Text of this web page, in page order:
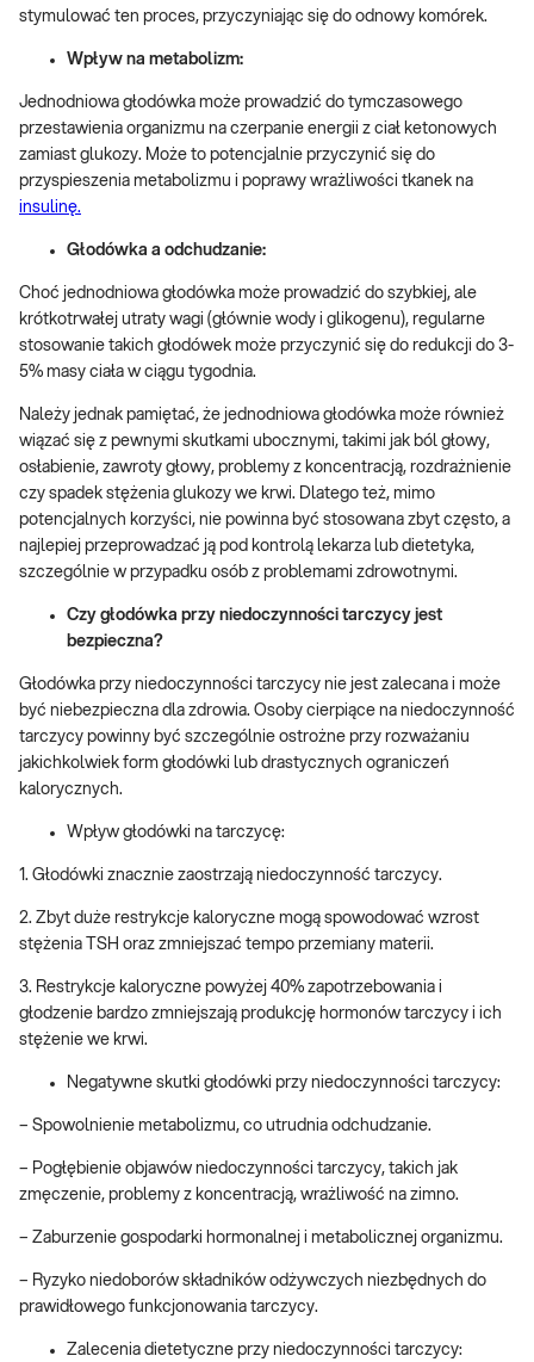
stymulować ten proces, przyczyniając się do odnowy komórek.
Wpływ na metabolizm:
Jednodniowa głodówka może prowadzić do tymczasowego
przestawienia organizmu na czerpanie energii z ciał ketonowych
zamiast glukozy. Może to potencjalnie przyczynić się do
przyspieszenia metabolizmu i poprawy wrażliwości tkanek na
insulinę.
Głodówka a odchudzanie:
Choć jednodniowa głodówka może prowadzić do szybkiej, ale
krótkotrwałej utraty wagi (głównie wody i glikogenu), regularne
stosowanie takich głodówek może przyczynić się do redukcji do 3-
5% masy ciała w ciągu tygodnia.
Należy jednak pamiętać, że jednodniowa głodówka może również
wiązać się z pewnymi skutkami ubocznymi, takimi jak ból głowy,
osłabienie, zawroty głowy, problemy z koncentracją, rozdrażnienie
czy spadek stężenia glukozy we krwi. Dlatego też, mimo
potencjalnych korzyści, nie powinna być stosowana zbyt często, a
najlepiej przeprowadzać ją pod kontrolą lekarza lub dietetyka,
szczególnie w przypadku osób z problemami zdrowotnymi.
Czy głodówka przy niedoczynności tarczycy jest
bezpieczna?
Głodówka przy niedoczynności tarczycy nie jest zalecana i może
być niebezpieczna dla zdrowia. Osoby cierpiące na niedoczynność
tarczycy powinny być szczególnie ostrożne przy rozważaniu
jakichkolwiek form głodówki lub drastycznych ograniczeń
kalorycznych.
Wpływ głodówki na tarczycę:
1. Głodówki znacznie zaostrzają niedoczynność tarczycy.
2. Zbyt duże restrykcje kaloryczne mogą spowodować wzrost
stężenia TSH oraz zmniejszać tempo przemiany materii.
3. Restrykcje kaloryczne powyżej 40% zapotrzebowania i
głodzenie bardzo zmniejszają produkcję hormonów tarczycy i ich
stężenie we krwi.
Negatywne skutki głodówki przy niedoczynności tarczycy:
– Spowolnienie metabolizmu, co utrudnia odchudzanie.
– Pogłębienie objawów niedoczynności tarczycy, takich jak
zmęczenie, problemy z koncentracją, wrażliwość na zimno.
– Zaburzenie gospodarki hormonalnej i metabolicznej organizmu.
– Ryzyko niedoborów składników odżywczych niezbędnych do
prawidłowego funkcjonowania tarczycy.
Zalecenia dietetyczne przy niedoczynności tarczycy: